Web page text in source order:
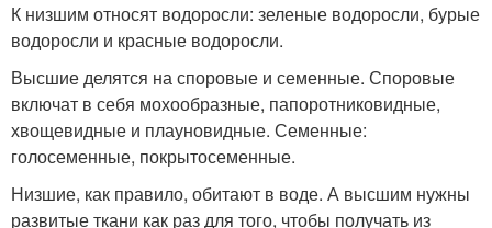
К низшим относят водоросли: зеленые водоросли, бурые
водоросли и красные водоросли.
Высшие делятся на споровые и семенные. Споровые
включат в себя мохообразные, папоротниковидные,
хвощевидные и плауновидные. Семенные:
голосеменные, покрытосеменные.
Низшие, как правило, обитают в воде. А высшим нужны
развитые ткани как раз для того, чтобы получать из